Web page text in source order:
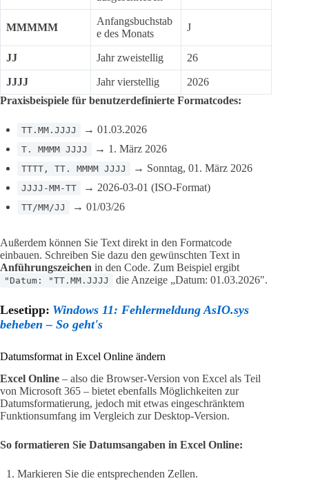
MMMMM
Anfangsbuchstab
e des Monats
J
JJ Jahr zweistellig 26
JJJJ Jahr vierstellig
2026
Praxisbeispiele für benutzerdefinierte Formatcodes:
TT.MM.JJJJ → 01.03.2026
T. MMMM JJJJ → 1. März 2026
TTTT, TT. MMMM JJJJ → Sonntag, 01. März 2026
JJJJ-MM-TT → 2026-03-01 (ISO-Format)
TT/MM/JJ → 01/03/26
Außerdem können Sie Text direkt in den Formatcode
einbauen. Schreiben Sie dazu den gewünschten Text in
Anführungszeichen in den Code. Zum Beispiel ergibt
"Datum: "TT.MM.JJJJ die Anzeige „Datum: 01.03.2026″.
Lesetipp: Windows 11: Fehlermeldung AsIO.sys
beheben – So geht's
Datumsformat in Excel Online ändern
Excel Online – also die Browser-Version von Excel als Teil
von Microsoft 365 – bietet ebenfalls Möglichkeiten zur
Datumsformatierung, jedoch mit etwas eingeschränktem
Funktionsumfang im Vergleich zur Desktop-Version.
So formatieren Sie Datumsangaben in Excel Online:
Markieren Sie die entsprechenden Zellen.